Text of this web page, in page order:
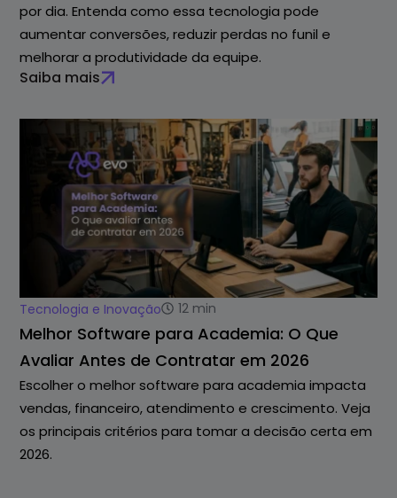
por dia. Entenda como essa tecnologia pode
aumentar conversões, reduzir perdas no funil e
melhorar a produtividade da equipe.
Saiba mais
Tecnologia e Inovação 12 min
Melhor Software para Academia: O Que
Avaliar Antes de Contratar em 2026
Escolher o melhor software para academia impacta
vendas, financeiro, atendimento e crescimento. Veja
os principais critérios para tomar a decisão certa em
2026.